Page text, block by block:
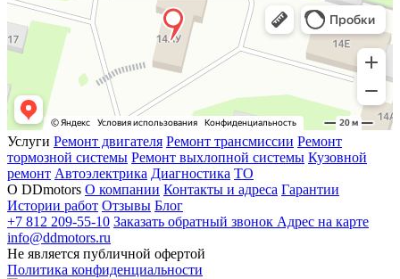
Услуги Ремонт двигателя Ремонт трансмиссии Ремонт
тормозной системы Ремонт выхлопной системы Кузовной
ремонт Автоэлектрика Диагностика ТО
О DDmotors О компании Контакты и адреса Гарантии
Истории работ Отзывы Блог
+7 812 209-55-10 Заказать обратный звонок Адрес на карте
info@ddmotors.ru
Не является публичной офертой
Политика конфиденциальности